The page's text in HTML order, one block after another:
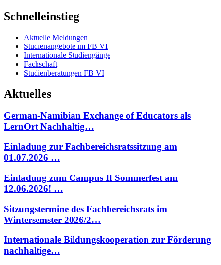
Schnelleinstieg
Aktuelle Meldungen
Studienangebote im FB VI
Internationale Studiengänge
Fachschaft
Studienberatungen FB VI
Aktuelles
German-Namibian Exchange of Educators als
LernOrt Nachhaltig…
Einladung zur Fachbereichsratssitzung am
01.07.2026 …
Einladung zum Campus II Sommerfest am
12.06.2026! …
Sitzungstermine des Fachbereichsrats im
Wintersemster 2026/2…
Internationale Bildungskooperation zur Förderung
nachhaltige…